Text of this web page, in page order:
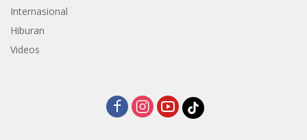
Internasional
Hiburan
Videos